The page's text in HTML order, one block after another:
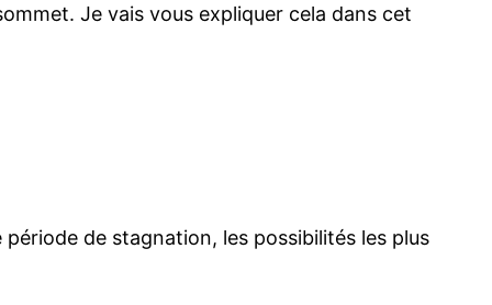
Je vais vous expliquer cela dans cet
de stagnation, les possibilités les plus